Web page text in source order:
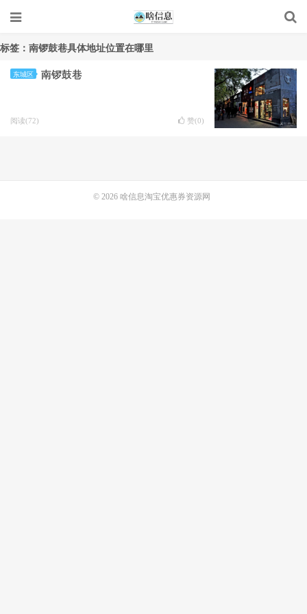
标签：南锣鼓巷具体地址位置在哪里
东城区 南锣鼓巷
阅读(72) 赞(0)
© 2026 啥信息淘宝优惠券资源网